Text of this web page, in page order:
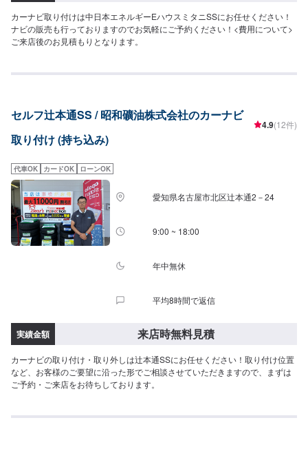
カーナビ取り付けは中日本エネルギーEハウスミタニSSにお任せください！
ナビの販売も行っておりますのでお気軽にご予約ください！<費用について>
ご来店後のお見積もりとなります。
セルフ辻本通SS / 昭和礦油株式会社のカーナビ
取り付け (持ち込み)
4.9(12件)
代車OK カードOK ローンOK
愛知県名古屋市北区辻本通2－24
9:00 ~ 18:00
年中無休
平均8時間で返信
実績金額 来店時無料見積
カーナビの取り付け・取り外しは辻本通SSにお任せください！取り付け位置
など、お客様のご要望に沿った形でご相談させていただきますので、まずは
ご予約・ご来店をお待ちしております。